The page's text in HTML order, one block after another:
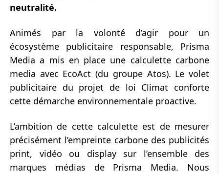
neutralité.
Animés par la volonté d’agir pour un
écosystème publicitaire responsable, Prisma
Media a mis en place une calculette carbone
media avec EcoAct (du groupe Atos). Le volet
publicitaire du projet de loi Climat conforte
cette démarche environnementale proactive.
L’ambition de cette calculette est de mesurer
précisément l’empreinte carbone des publicités
print, vidéo ou display sur l’ensemble des
marques médias de Prisma Media. Nous